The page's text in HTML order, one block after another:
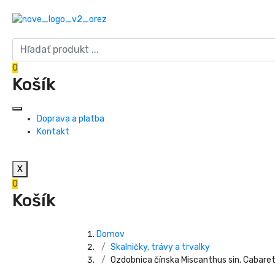
0
Košík
Doprava a platba
Kontakt
X
0
Košík
Domov
Skalničky, trávy a trvalky
Ozdobnica čínska Miscanthus sin. Cabaret